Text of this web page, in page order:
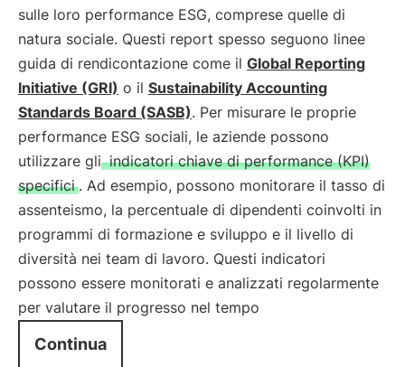
sulle loro performance ESG, comprese quelle di
natura sociale. Questi report spesso seguono linee
guida di rendicontazione come il Global Reporting
Initiative (GRI) o il Sustainability Accounting
Standards Board (SASB). Per misurare le proprie
performance ESG sociali, le aziende possono
utilizzare gli indicatori chiave di performance (KPI)
specifici . Ad esempio, possono monitorare il tasso di
assenteismo, la percentuale di dipendenti coinvolti in
programmi di formazione e sviluppo e il livello di
diversità nei team di lavoro. Questi indicatori
possono essere monitorati e analizzati regolarmente
per valutare il progresso nel tempo
Continua